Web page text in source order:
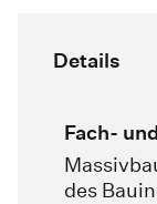
Details
Fach-
des